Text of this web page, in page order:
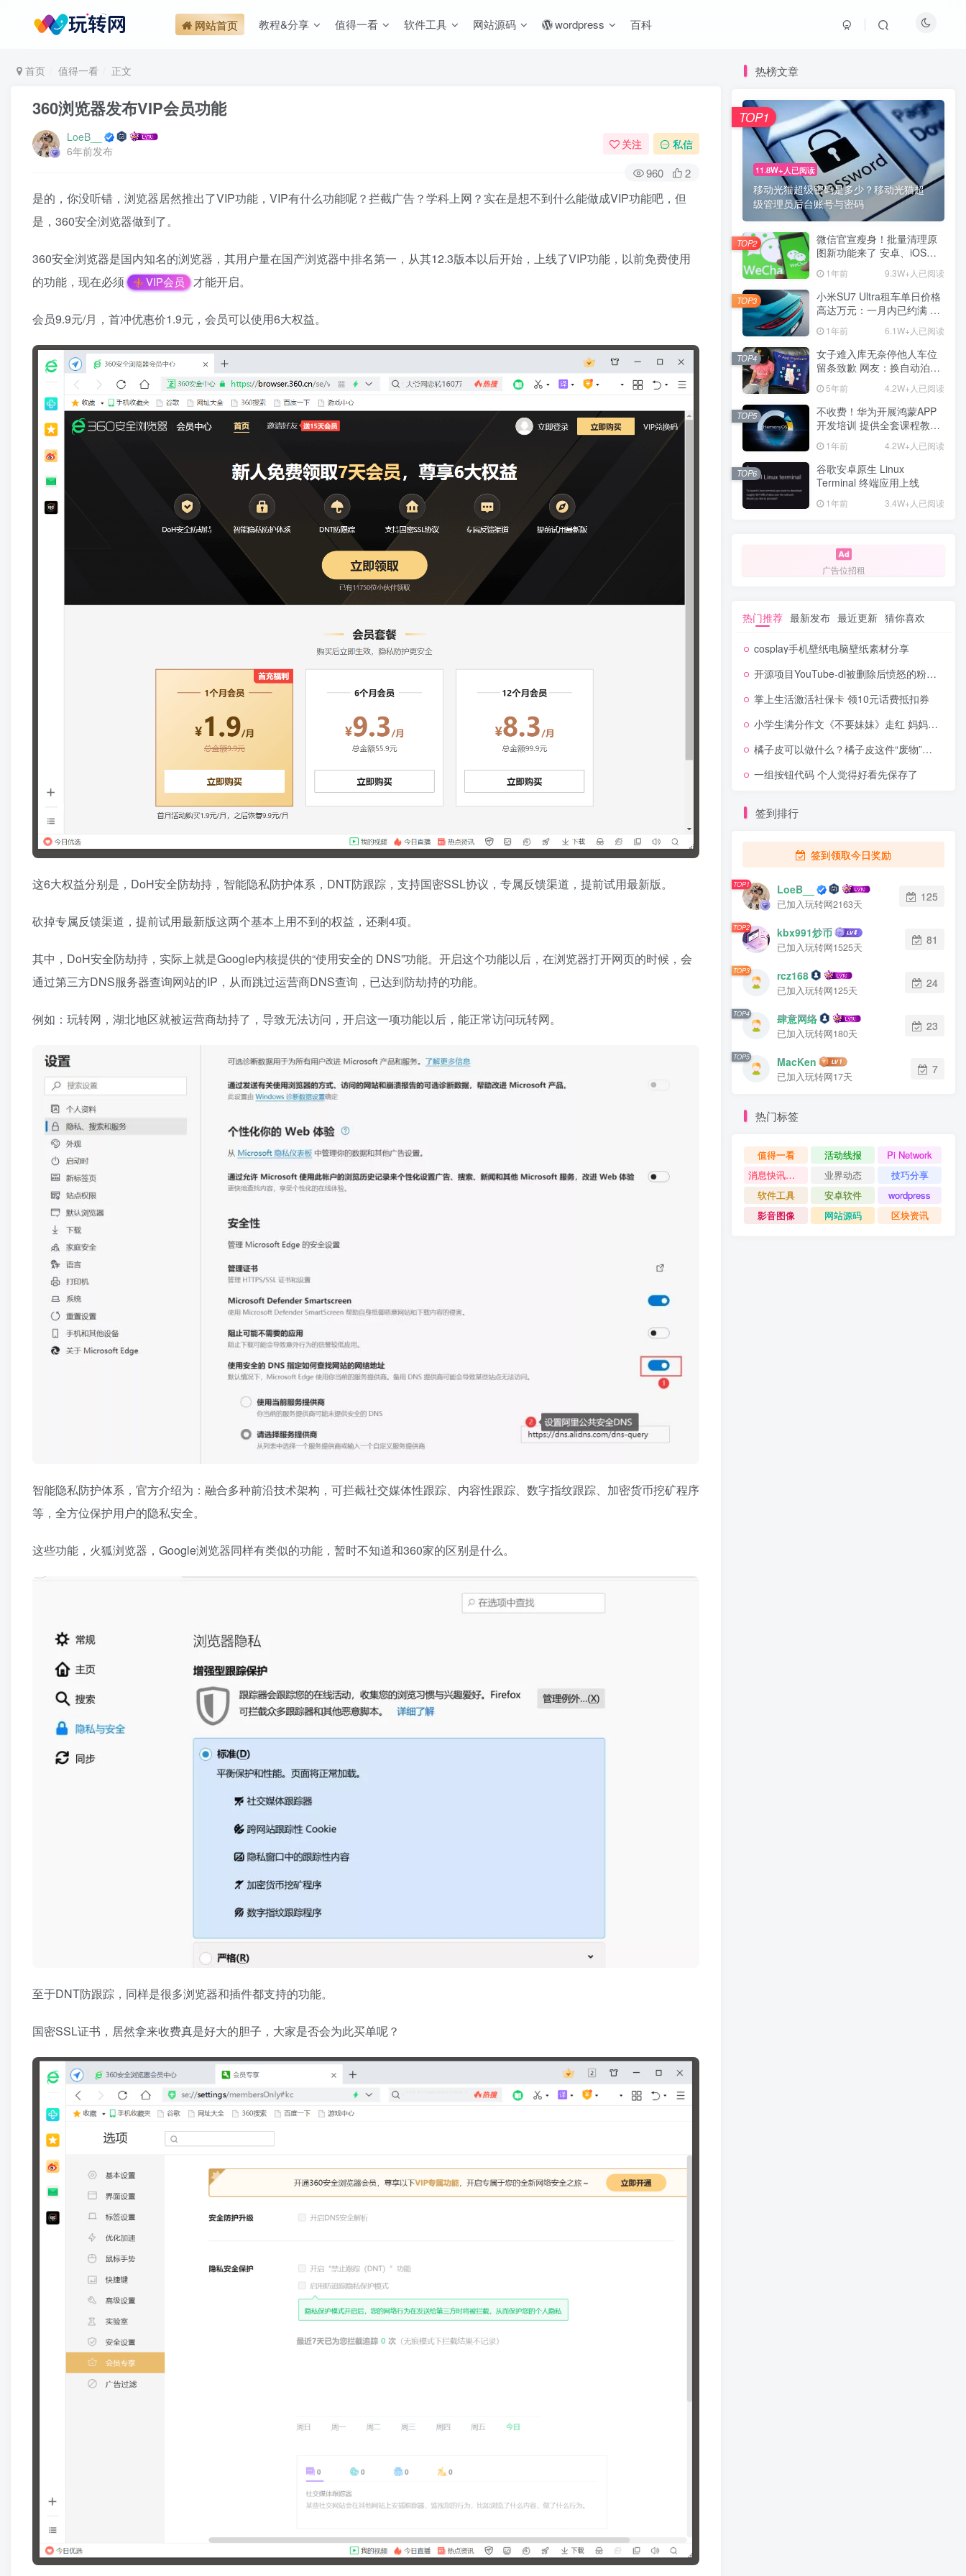
网站首页 教程&分享 值得一看 软件工具 网站源码 wordpress 百科
首页 值得一看 正文
360浏览器发布VIP会员功能
LoeB__
6年前发布
关注 私信
960 2
是的，你没听错，浏览器居然推出了VIP功能，VIP有什么功能呢？拦截广告？学科上网？实在是想不到什么能做成VIP功能吧，但
是，360安全浏览器做到了。
360安全浏览器是国内知名的浏览器，其用户量在国产浏览器中排名第一，从其12.3版本以后开始，上线了VIP功能，以前免费使用
的功能，现在必须
VIP会员 才能开启。
会员9.9元/月，首冲优惠价1.9元，会员可以使用6大权益。
这6大权益分别是，DoH安全防劫持，智能隐私防护体系，DNT防跟踪，支持国密SSL协议，专属反馈渠道，提前试用最新版。
砍掉专属反馈渠道，提前试用最新版这两个基本上用不到的权益，还剩4项。
其中，DoH安全防劫持，实际上就是Google内核提供的“使用安全的 DNS”功能。开启这个功能以后，在浏览器打开网页的时候，会
通过第三方DNS服务器查询网站的IP，从而跳过运营商DNS查询，已达到防劫持的功能。
例如：玩转网，湖北地区就被运营商劫持了，导致无法访问，开启这一项功能以后，能正常访问玩转网。
智能隐私防护体系，官方介绍为：融合多种前沿技术架构，可拦截社交媒体性跟踪、内容性跟踪、数字指纹跟踪、加密货币挖矿程序
等，全方位保护用户的隐私安全。
这些功能，火狐浏览器，Google浏览器同样有类似的功能，暂时不知道和360家的区别是什么。
至于DNT防跟踪，同样是很多浏览器和插件都支持的功能。
国密SSL证书，居然拿来收费真是好大的胆子，大家是否会为此买单呢？
热榜文章
11.8W+人已阅读
移动光猫超级密码是多少？移动光猫超
级管理员后台账号与密码
TOP1
微信官宣瘦身！批量清理原
图新功能来了 安卓、iOS均
1年前 9.3W+人已阅读
TOP2
小米SU7 Ultra租车单日价格
高达万元：一月内已约满 预
1年前 6.1W+人已阅读
TOP3
女子难入库无奈停他人车位
留条致歉 网友：换自动泊车
5年前 4.2W+人已阅读
TOP4
不收费！华为开展鸿蒙APP
开发培训 提供全套课程教学
1年前 4.2W+人已阅读
TOP5
谷歌安卓原生 Linux
Terminal 终端应用上线
1年前 3.4W+人已阅读
TOP6
广告位招租
热门推荐 最新发布 最近更新 猜你喜欢
cosplay手机壁纸电脑壁纸素材分享
开源项目YouTube-dl被删除后愤怒的粉丝们创建无数新的存储库
掌上生活激活社保卡 领10元话费抵扣券
小学生满分作文《不要妹妹》走红 妈妈羞得没脸去学校
橘子皮可以做什么？橘子皮这件“废物”也是宝贝！！！
一组按钮代码 个人觉得好看先保存了
签到排行
签到领取今日奖励
TOP1 LoeB__
已加入玩转网2163天
125
TOP2 kbx991炒币
已加入玩转网1525天
81
TOP3 rcz168
已加入玩转网125天
24
TOP4 肆意网络
已加入玩转网180天
23
TOP5 MacKen
已加入玩转网17天
7
热门标签
值得一看 活动线报
Pi Network
消息快讯查看更多 》》
业界动态
技巧分享
软件工具
安卓软件
wordpress
影音图像
网站源码 区块资讯